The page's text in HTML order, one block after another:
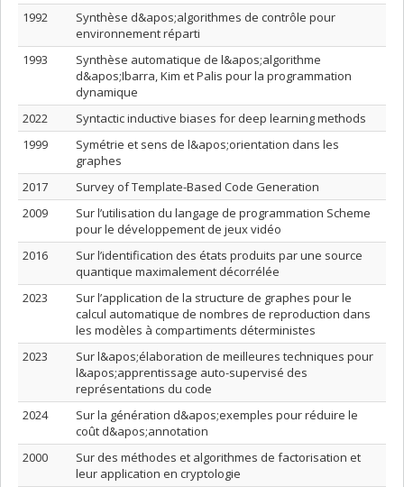
1992
Synthèse d&apos;algorithmes de contrôle pour
environnement réparti
1993
Synthèse automatique de l&apos;algorithme
d&apos;Ibarra, Kim et Palis pour la programmation
dynamique
2022
Syntactic inductive biases for deep learning methods
1999
Symétrie et sens de l&apos;orientation dans les
graphes
2017
Survey of Template-Based Code Generation
2009
Sur l’utilisation du langage de programmation Scheme
pour le développement de jeux vidéo
2016
Sur l’identification des états produits par une source
quantique maximalement décorrélée
2023
Sur l’application de la structure de graphes pour le
calcul automatique de nombres de reproduction dans
les modèles à compartiments déterministes
2023
Sur l&apos;élaboration de meilleures techniques pour
l&apos;apprentissage auto-supervisé des
représentations du code
2024
Sur la génération d&apos;exemples pour réduire le
coût d&apos;annotation
2000
Sur des méthodes et algorithmes de factorisation et
leur application en cryptologie